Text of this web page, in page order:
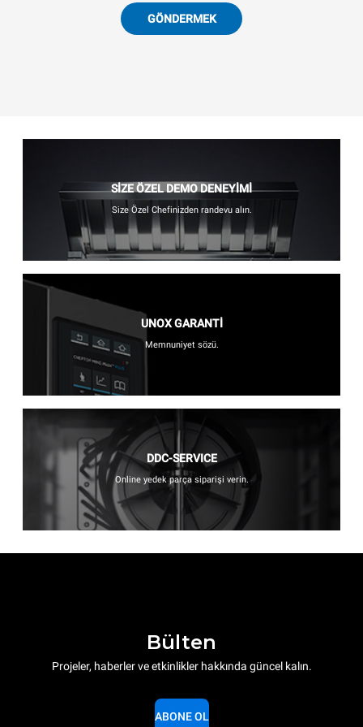
GÖNDERMEK
SİZE ÖZEL DEMO DENEYİMİ
Size Özel Chefinizden randevu alın.
UNOX GARANTİ
Memnuniyet sözü.
DDC-SERVICE
Online yedek parça siparişi verin.
Bülten
Projeler, haberler ve etkinlikler hakkında güncel kalın.
ABONE OL